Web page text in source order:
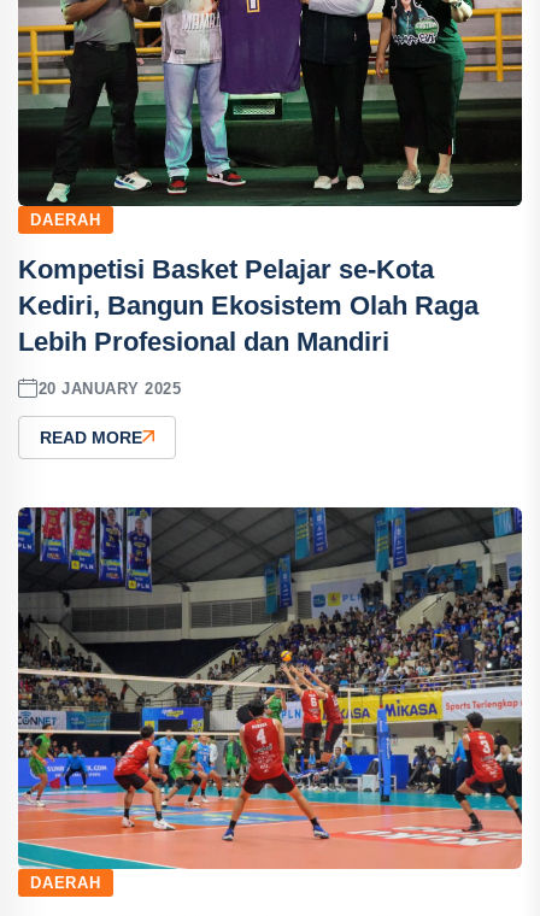
DAERAH
Kompetisi Basket Pelajar se-Kota
Kediri, Bangun Ekosistem Olah Raga
Lebih Profesional dan Mandiri
20 JANUARY 2025
READ MORE
DAERAH